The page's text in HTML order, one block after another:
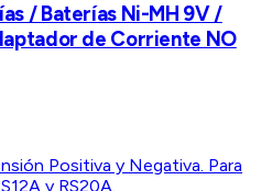
/ Baterías Ni-MH 9V /
de Corriente NO